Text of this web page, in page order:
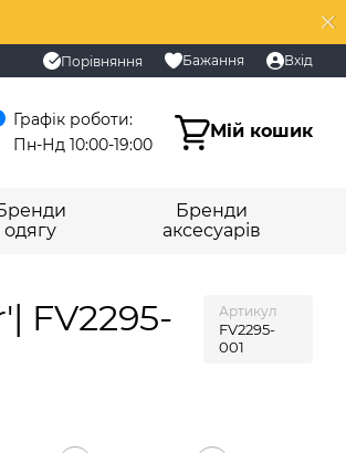
Порівняння Бажання Вхід
Графік роботи:
Пн-Нд 10:00-19:00
Мій кошик
одягу
Бренди
аксесуарів
FV2295-
Артикул
FV2295-
001